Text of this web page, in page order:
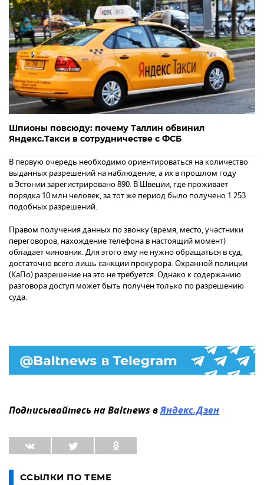
Шпионы повсюду: почему Таллин обвинил
Яндекс.Такси в сотрудничестве с ФСБ
В первую очередь необходимо ориентироваться на количество
выданных разрешений на наблюдение, а их в прошлом году
в Эстонии зарегистрировано 890. В Швеции, где проживает
порядка 10 млн человек, за тот же период было получено 1 253
подобных разрешений.
Правом получения данных по звонку (время, место, участники
переговоров, нахождение телефона в настоящий момент)
обладает чиновник. Для этого ему не нужно обращаться в суд,
достаточно всего лишь санкции прокурора. Охранной полиции
(КаПо) разрешение на это не требуется. Однако к содержанию
разговора доступ может быть получен только по разрешению
суда.
Подписывайтесь на Baltnews вЯндекс.Дзен
ССЫЛКИ ПО ТЕМЕ